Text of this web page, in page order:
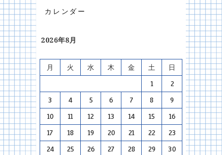
カレンダー
2026年8月
月 火 水 木 金 土 日
1 2
3 4 5 6 7 8 9
10 11 12 13 14 15 16
17 18 19 20 21 22 23
24 25 26 27 28 29 30